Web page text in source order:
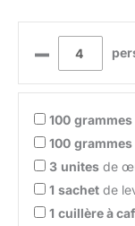
–
100 grammes
100 grammes
3 unites de
1 sachet de
1 cuillère à